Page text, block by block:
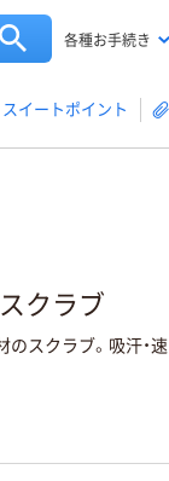
各種お手続き
スイートポイント
クラブ
のスクラブ。吸汗・速